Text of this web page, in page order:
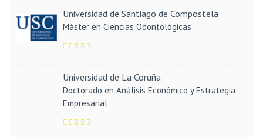
Universidad de Santiago de Compostela
Máster en Ciencias Odontológicas
Universidad de La Coruña
Doctorado en Análisis Económico y Estrategia
Empresarial